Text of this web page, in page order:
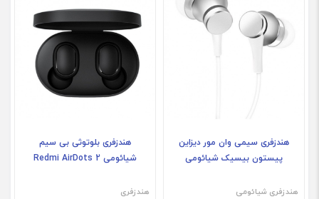
هندزفری سیمی وان مور دیزاین
پیستون بیسیک شیائومی
هندزفری شیائومی
هندزفری بلوتوثی بی سیم
شیائومی Redmi AirDots 2
هندزفری